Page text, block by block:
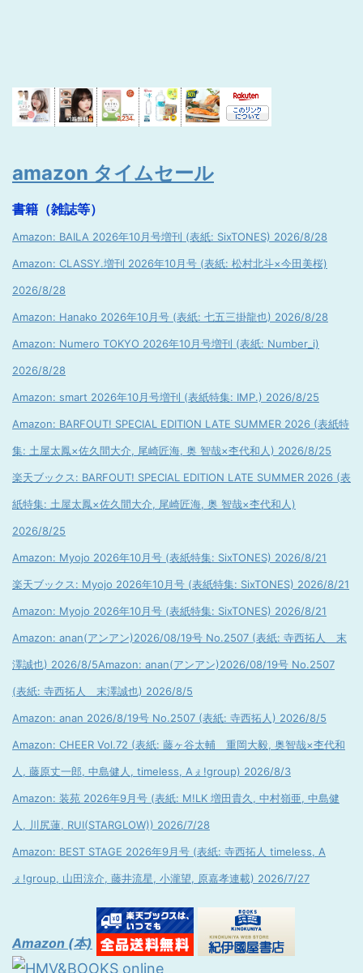
amazon タイムセール
書籍（雑誌等）
Amazon: BAILA 2026年10月号増刊 (表紙: SixTONES) 2026/8/28
Amazon: CLASSY.増刊 2026年10月号 (表紙: 松村北斗×今田美桜)
2026/8/28
Amazon: Hanako 2026年10月号 (表紙: 七五三掛龍也) 2026/8/28
Amazon: Numero TOKYO 2026年10月号増刊 (表紙: Number_i)
2026/8/28
Amazon: smart 2026年10月号増刊 (表紙特集: IMP.) 2026/8/25
Amazon: BARFOUT! SPECIAL EDITION LATE SUMMER 2026 (表紙特
集: 土屋太鳳×佐久間大介, 尾崎匠海, 奥 智哉×杢代和人) 2026/8/25
楽天ブックス: BARFOUT! SPECIAL EDITION LATE SUMMER 2026 (表
紙特集: 土屋太鳳×佐久間大介, 尾崎匠海, 奥 智哉×杢代和人)
2026/8/25
Amazon: Myojo 2026年10月号 (表紙特集: SixTONES) 2026/8/21
楽天ブックス: Myojo 2026年10月号 (表紙特集: SixTONES) 2026/8/21
Amazon: Myojo 2026年10月号 (表紙特集: SixTONES) 2026/8/21
Amazon: anan(アンアン)2026/08/19号 No.2507 (表紙: 寺西拓人 末
澤誠也) 2026/8/5Amazon: anan(アンアン)2026/08/19号 No.2507
(表紙: 寺西拓人 末澤誠也) 2026/8/5
Amazon: anan 2026/8/19号 No.2507 (表紙: 寺西拓人) 2026/8/5
Amazon: CHEER Vol.72 (表紙: 藤ヶ谷太輔 重岡大毅, 奥智哉×杢代和
人, 藤原丈一郎, 中島健人, timeless, Aぇ!group) 2026/8/3
Amazon: 装苑 2026年9月号 (表紙: M!LK 増田貴久, 中村嶺亜, 中島健
人, 川尻蓮, RUI(STARGLOW)) 2026/7/28
Amazon: BEST STAGE 2026年9月号 (表紙: 寺西拓人 timeless, A
ぇ!group, 山田涼介, 藤井流星, 小瀧望, 原嘉孝連載) 2026/7/27
Amazon (本)